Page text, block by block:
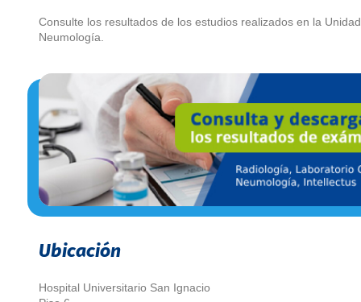
Consulte los resultados de los estudios realizados en la
Neumología.
Ubicación
Hospital Universitario San Ignacio